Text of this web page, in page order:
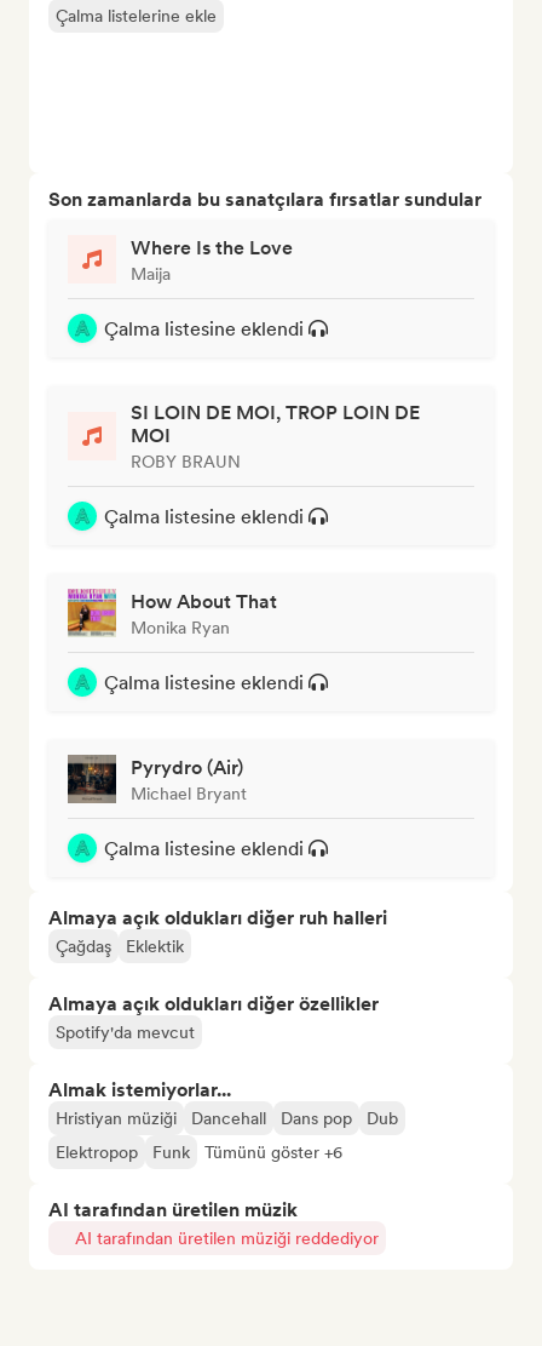
Çalma listelerine ekle
Son zamanlarda bu sanatçılara fırsatlar sundular
Where Is the Love
Maija
Çalma listesine eklendi
SI LOIN DE MOI, TROP LOIN DE
MOI
ROBY BRAUN
Çalma listesine eklendi
How About That
Monika Ryan
Çalma listesine eklendi
Pyrydro (Air)
Michael Bryant
Çalma listesine eklendi
Almaya açık oldukları diğer ruh halleri
Çağdaş Eklektik
Almaya açık oldukları diğer özellikler
Spotify'da mevcut
Almak istemiyorlar...
Hristiyan müziği Dancehall Dans pop
Dub
Elektropop
Funk Tümünü göster +6
AI tarafından üretilen müzik
AI tarafından üretilen müziği reddediyor